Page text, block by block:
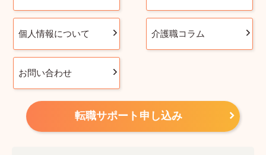
個人情報について 介護職コラム
お問い合わせ
転職サポート申し込み